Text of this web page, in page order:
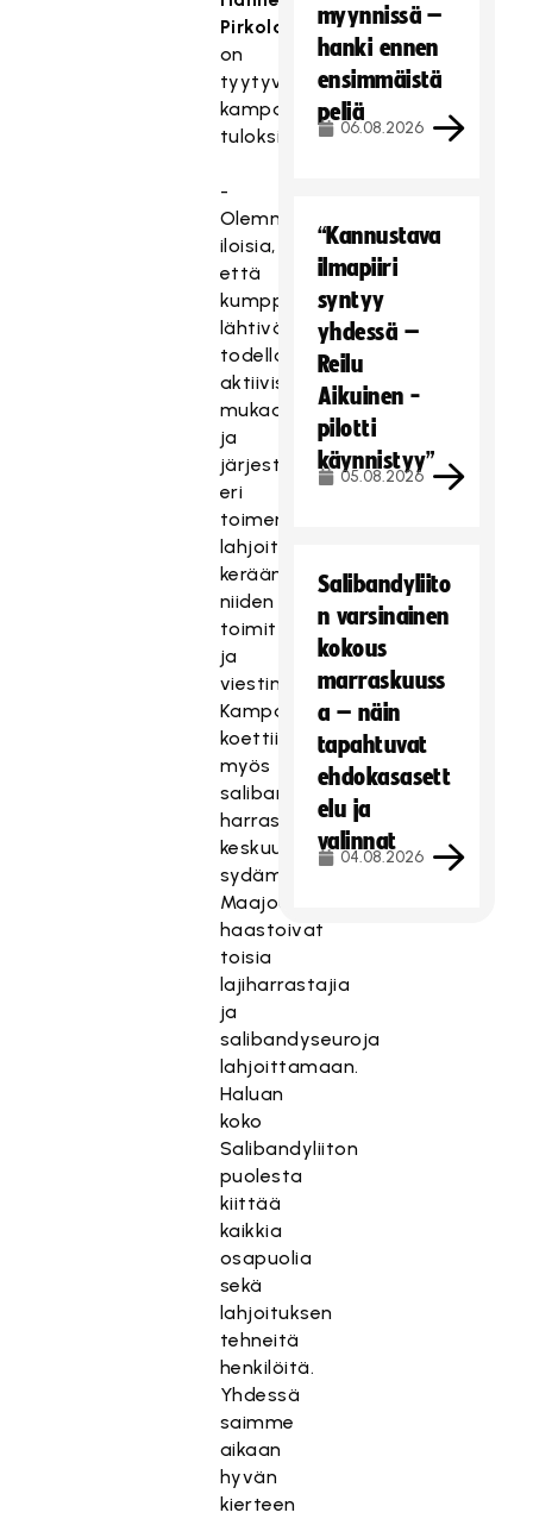
Pirkola
on
tyytyväinen
kampanjan
tuloksiin.
-
Olemme
iloisia,
että
kumppaniyritykset
lähtivät
todella
aktiivisesti
mukaan
ja
järjestivät
eri
toimenpiteitä
lahjoitusten
keräämisestä
niiden
toimittamiseen
ja
viestintään.
Kampanja
koettiin
myös
salibandyn
harrastajien
keskuudessa
sydämenasiaksi.
Maajoukkuepelaajat
haastoivat
toisia
lajiharrastajia
ja
salibandyseuroja
lahjoittamaan.
Haluan
koko
Salibandyliiton
puolesta
kiittää
kaikkia
osapuolia
sekä
lahjoituksen
tehneitä
henkilöitä.
Yhdessä
saimme
aikaan
hyvän
kierteen
myynnissä –
hanki ennen
ensimmäistä
peliä
06.08.2026
“Kannustava
ilmapiiri
syntyy
yhdessä –
Reilu
Aikuinen -
pilotti
käynnistyy”
05.08.2026
Salibandyliito
n varsinainen
kokous
marraskuuss
a – näin
tapahtuvat
ehdokasasett
elu ja
valinnat
04.08.2026